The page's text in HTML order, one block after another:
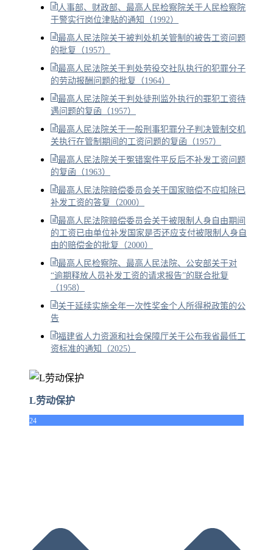
人事部、财政部、最高人民检察院关于人民检察院
干警实行岗位津贴的通知（1992）
最高人民法院关于被判处机关管制的被告工资问题
的批复（1957）
最高人民法院关于判处劳役交社队执行的犯罪分子
的劳动报酬问题的批复（1964）
最高人民法院关于判处徒刑监外执行的罪犯工资待
遇问题的复函（1957）
最高人民法院关于一般刑事犯罪分子判决管制交机
关执行在管制期间的工资问题的复函（1957）
最高人民法院关于冤错案件平反后不补发工资问题
的复函（1963）
最高人民法院赔偿委员会关于国家赔偿不应扣除已
补发工资的答复（2000）
最高人民法院赔偿委员会关于被限制人身自由期间
的工资已由单位补发国家是否还应支付被限制人身自
由的赔偿金的批复（2000）
最高人民检察院、最高人民法院、公安部关于对
“逾期释放人员补发工资的请求报告”的联合批复
（1958）
关于延续实施全年一次性奖金个人所得税政策的公
告
福建省人力资源和社会保障厅关于公布我省最低工
资标准的通知（2025）
L劳动保护
24